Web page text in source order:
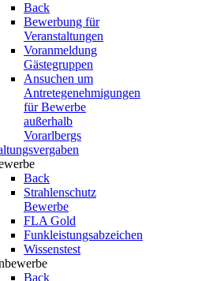
Back
Bewerbung für
Veranstaltungen
Voranmeldung
Gästegruppen
Ansuchen um
Antretegenehmigungen
für Bewerbe
außerhalb
Vorarlbergs
Back
Strahlenschutz
Bewerbe
FLA Gold
Funkleistungsabzeichen
Wissenstest
Back